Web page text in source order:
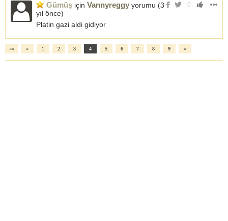
0
Gümüş için Vannyreggy yorumu (3
yıl önce)
Platin gazi aldi gidiyor
«« « 1 2 3 4 5 6 7 8 9 »